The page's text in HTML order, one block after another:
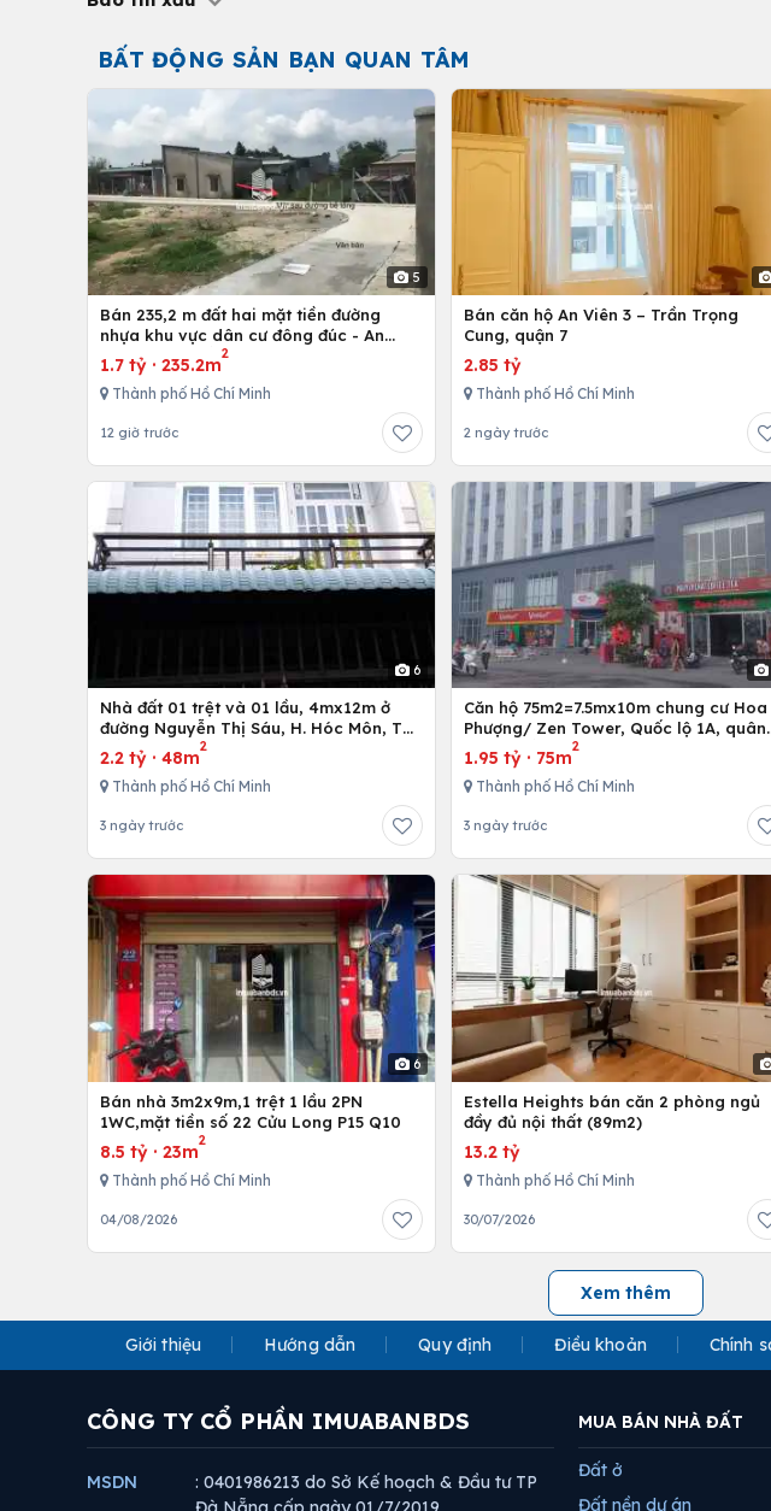
BẤT ĐỘNG SẢN BẠN QUAN TÂM
5
Bán 235,2 m đất hai mặt tiền đường
nhựa khu vực dân cư đông đúc - An
nhứt-Long Điền - Bà Rịa
1.7 tỷ · 235.2m
2
Thành phố Hồ Chí Minh
12 giờ trước
Bán căn hộ An Viên 3 – Trần Trọng
Cung, quận 7
2.85 tỷ
Thành phố Hồ Chí Minh
2 ngày trước
6
Nhà đất 01 trệt và 01 lầu, 4mx12m ở
đường Nguyễn Thị Sáu, H. Hóc Môn, Tp.
Hồ Chí Minh
2.2 tỷ · 48m
2
Thành phố Hồ Chí Minh
3 ngày trước
Căn hộ 75m2=7.5mx10m chung cư Hoa
Phượng/ Zen Tower, Quốc lộ 1A, quân
12,Tp. Hồ Chí Minh, Việt Nam
1.95 tỷ · 75m
2
Thành phố Hồ Chí Minh
3 ngày trước
6
Bán nhà 3m2x9m,1 trệt 1 lầu 2PN
1WC,mặt tiền số 22 Cửu Long P15 Q10
8.5 tỷ · 23m
2
Thành phố Hồ Chí Minh
04/08/2026
Estella Heights bán căn 2 phòng ngủ
đầy đủ nội thất (89m2)
13.2 tỷ
Thành phố Hồ Chí Minh
30/07/2026
Xem thêm
Giới thiệu Hướng dẫn Quy định Điều khoản Chính
CÔNG TY CỔ PHẦN IMUABANBDS
MSDN
: 0401986213 do Sở Kế hoạch & Đầu tư TP
MUA BÁN NHÀ ĐẤT
Đất ở
Đất nền dự án